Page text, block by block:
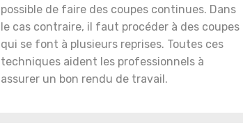
possible de faire des coupes continues. Dans
le cas contraire, il faut procéder à des coupes
qui se font à plusieurs reprises. Toutes ces
techniques aident les professionnels à
assurer un bon rendu de travail.